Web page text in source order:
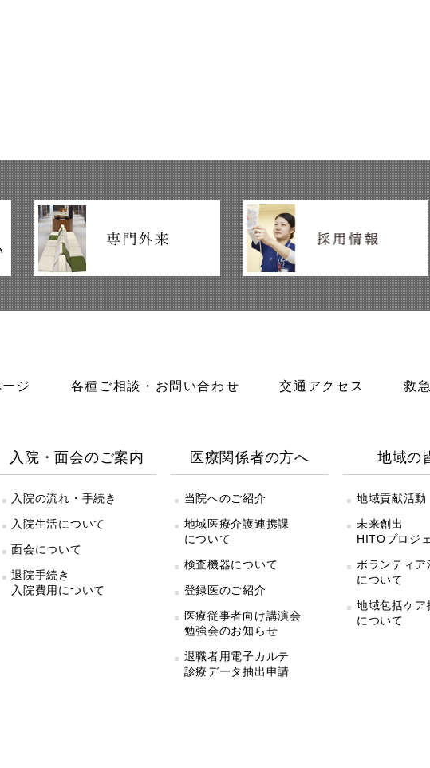
ジ 各種ご相談・お問い合わせ 交通アクセス 救
入院・面会のご案内
入院の流れ・手続き
入院生活について
面会について
退院手続き
入院費用について
医療関係者の方へ
当院へのご紹介
地域医療介護連携課
について
検査機器について
登録医のご紹介
医療従事者向け講演会
勉強会のお知らせ
退職者用電子カルテ
診療データ抽出申請
地域の
地域貢献活動
未来創出
HITOプロジ
ボランティア
について
地域包括ケア
について